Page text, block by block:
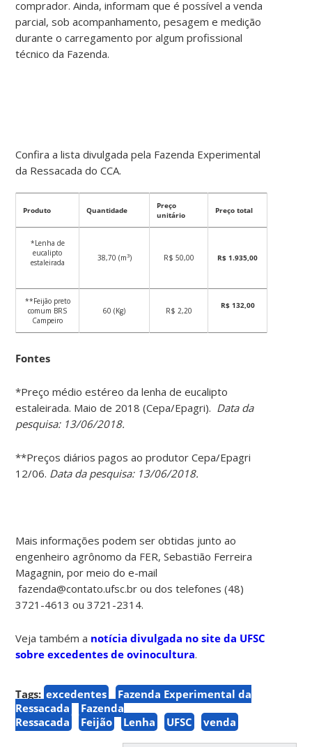
comprador. Ainda, informam que é possível a venda
parcial, sob acompanhamento, pesagem e medição
durante o carregamento por algum profissional
técnico da Fazenda.
Confira a lista divulgada pela Fazenda Experimental
da Ressacada do CCA.
Produto Quantidade
Preço
unitário
Preço total
*Lenha de
eucalipto
estaleirada
38,70 (m3) R$ 50,00 R$ 1.935,00
**Feijão preto
comum BRS
Campeiro
60 (Kg) R$ 2,20
R$ 132,00
Fontes
*Preço médio estéreo da lenha de eucalipto
estaleirada. Maio de 2018 (Cepa/Epagri). Data da
pesquisa: 13/06/2018.
**Preços diários pagos ao produtor Cepa/Epagri
12/06. Data da pesquisa: 13/06/2018.
Mais informações podem ser obtidas junto ao
engenheiro agrônomo da FER, Sebastião Ferreira
Magagnin, por meio do e-mail
fazenda@contato.ufsc.br ou dos telefones (48)
3721-4613 ou 3721-2314.
Veja também a notícia divulgada no site da UFSC
sobre excedentes de ovinocultura.
Tags: excedentes
Fazenda Experimental da
Ressacada
Fazenda
Ressacada
Feijão Lenha UFSC venda